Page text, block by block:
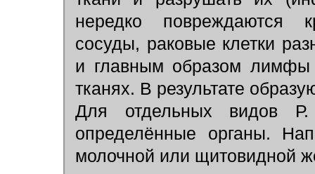
нередко повреждаются
сосуды, раковые клетки
и главным образом лимфы
тканях. В результате
Для отдельных видов Р.
определённые органы.
молочной или щитовидной